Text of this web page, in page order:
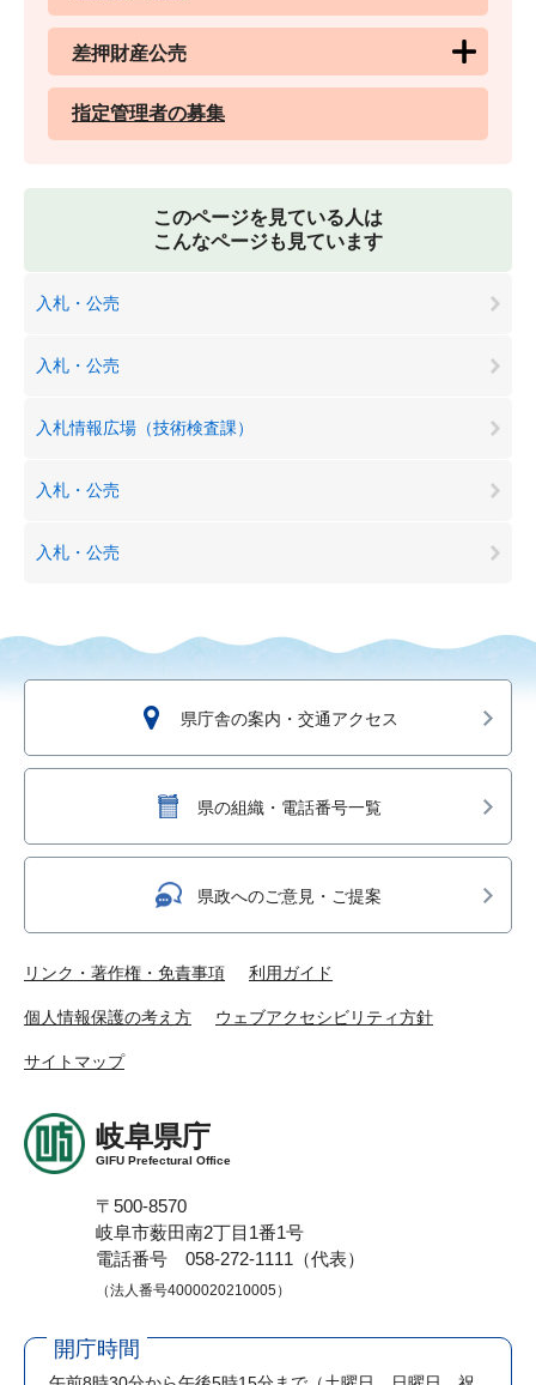
差押財産公売
指定管理者の募集
このページを見ている人は
こんなページも見ています
入札・公売
入札・公売
入札情報広場（技術検査課）
入札・公売
入札・公売
県庁舎の案内・交通アクセス
県の組織・電話番号一覧
県政へのご意見・ご提案
リンク・著作権・免責事項 利用ガイド
個人情報保護の考え方 ウェブアクセシビリティ方針
サイトマップ
岐阜県庁
GIFU Prefectural Office
〒500-8570
岐阜市薮田南2丁目1番1号
電話番号 058-272-1111（代表）
（法人番号4000020210005）
開庁時間